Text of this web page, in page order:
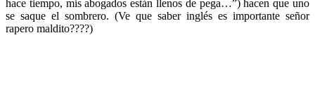
hace tiempo, mis abogados están llenos de pega…”) hacen que uno
se saque el sombrero. (Ve que saber inglés es importante señor
rapero maldito????)